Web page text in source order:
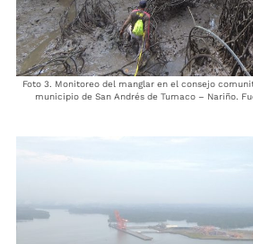
Foto 3. Monitoreo del manglar en el consejo
municipio de San Andrés de Tumaco – Nariño.